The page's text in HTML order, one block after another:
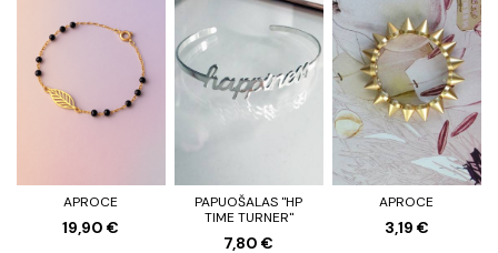
APROCE
19,90 €
PAPUOŠALAS "HP
TIME TURNER"
7,80 €
APROCE
3,19 €